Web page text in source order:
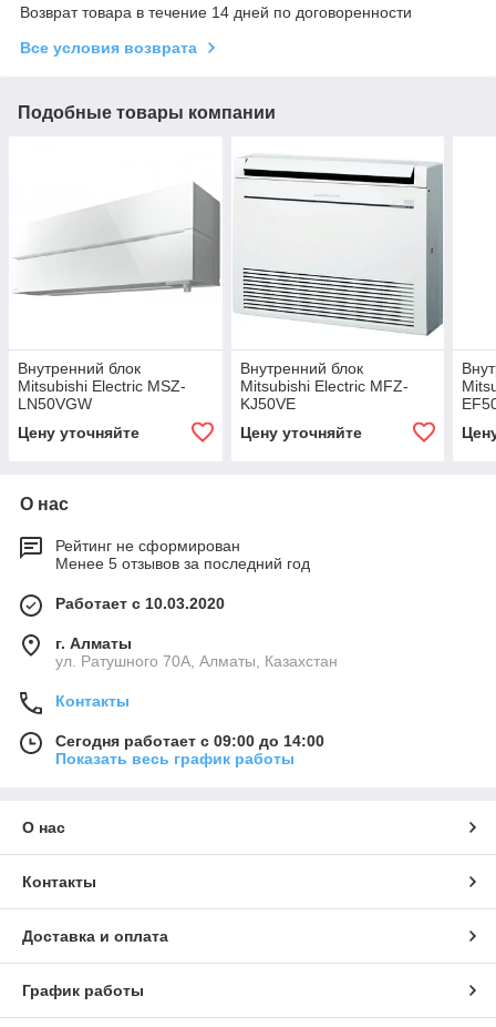
Возврат товара в течение 14 дней по договоренности
Все условия возврата
Подобные товары компании
Внутренний блок
Mitsubishi Electric MSZ-
LN50VGW
Цену уточняйте
Внутренний блок
Mitsubishi Electric MFZ-
KJ50VE
Цену уточняйте
О нас
Рейтинг не сформирован
Менее 5 отзывов за последний год
Работает с 10.03.2020
г. Алматы
ул. Ратушного 70А, Алматы, Казахстан
Контакты
Сегодня работает с 09:00 до 14:00
Показать весь график работы
О нас
Контакты
Доставка и оплата
График работы